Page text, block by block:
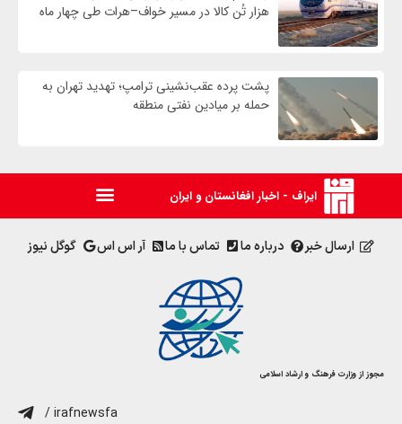
هزار تُن کالا در مسیر خواف–هرات طی چهار ماه
پشت پرده عقب‌نشینی ترامپ؛ تهدید تهران به
حمله بر ميادين نفتی منطقه
ایراف - اخبار افغانستان و ایران
ارسال خبر درباره ما تماس با ما آر اس اس گوگل نیوز
مجوز از وزارت فرهنگ و ارشاد اسلامی
/ irafnewsfa